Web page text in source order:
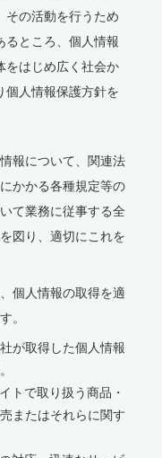
その活動を行うため
るところ、個人情報
をはじめ広く社会か
個人情報保護方針を
報について、関連法
かかる各種規定等の
て業務に従事する全
図り、適切にこれを
個人情報の取得を適
。
が取得した個人情報
トで取り扱う商品・
またはそれらに関す